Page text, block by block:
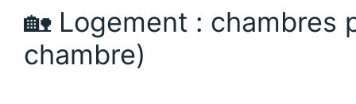
🏡 Logement : chambres
chambre)